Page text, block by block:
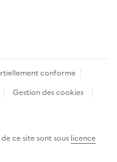
conforme
Gestion des cookies
ce site sont sous licence